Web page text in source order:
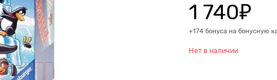
1 740₽
+174 бонуса на бонусную
Нет в наличии